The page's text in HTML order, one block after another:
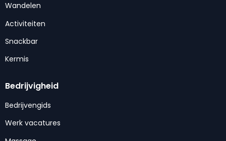
Wandelen
Activiteiten
Snackbar
Kermis
Bedrijvigheid
Bedrijvengids
Werk vacatures